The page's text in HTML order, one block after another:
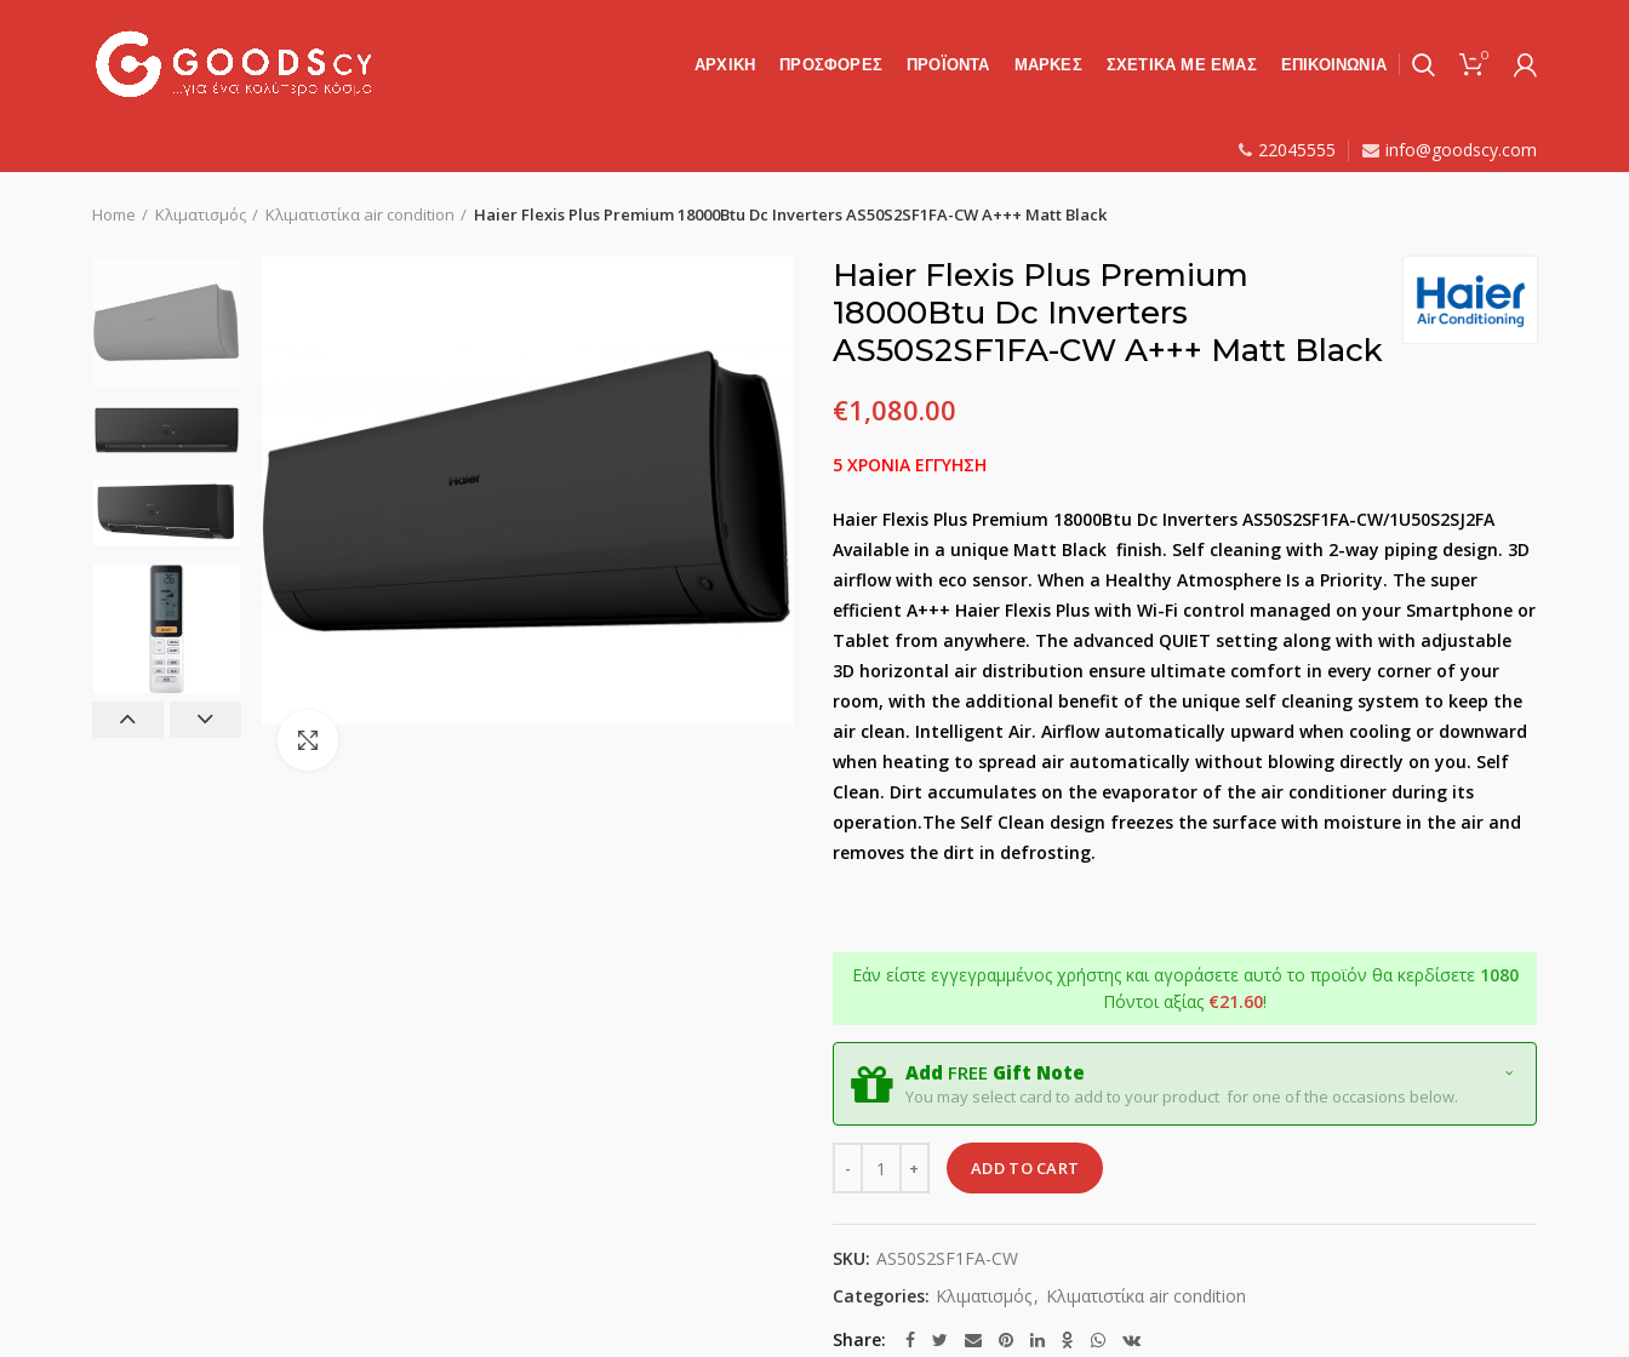
ΑΡΧΙΚΗ ΠΡΟΣΦΟΡΕΣ ΠΡΟΪΟΝΤΑ ΜΑΡΚΕΣ ΣΧΕΤΙΚΑ ΜΕ ΕΜΑΣ ΕΠΙΚΟΙΝΩΝΙΑ 0
22045555 info@goodscy.com
Home Κλιματισμός Κλιματιστίκα air condition Haier Flexis Plus Premium 18000Btu Dc Inverters AS50S2SF1FA-CW A+++ Matt Black
Haier Flexis Plus Premium
18000Btu Dc Inverters
AS50S2SF1FA-CW A+++ Matt Black
€1,080.00
5 ΧΡΟΝΙΑ ΕΓΓΥΗΣΗ
Haier Flexis Plus Premium 18000Btu Dc Inverters AS50S2SF1FA-CW/1U50S2SJ2FA
Available in a unique Matt Black finish. Self cleaning with 2-way piping design. 3D
airflow with eco sensor. When a Healthy Atmosphere Is a Priority. The super
efficient A+++ Haier Flexis Plus with Wi-Fi control managed on your Smartphone or
Tablet from anywhere. The advanced QUIET setting along with with adjustable
3D horizontal air distribution ensure ultimate comfort in every corner of your
room, with the additional benefit of the unique self cleaning system to keep the
air clean. Intelligent Air. Airflow automatically upward when cooling or downward
when heating to spread air automatically without blowing directly on you. Self
Clean. Dirt accumulates on the evaporator of the air conditioner during its
operation.The Self Clean design freezes the surface with moisture in the air and
removes the dirt in defrosting.
Εάν είστε εγγεγραμμένος χρήστης και αγοράσετε αυτό το προϊόν θα κερδίσετε 1080
Πόντοι αξίας €21.60!
Add FREE Gift Note
You may select card to add to your product for one of the occasions below.
ADD TO CART
SKU: AS50S2SF1FA-CW
Categories: Κλιματισμός, Κλιματιστίκα air condition
Share